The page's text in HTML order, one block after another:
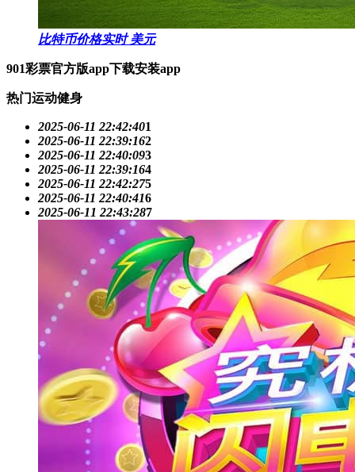
比特币价格实时 美元
901彩票官方版app下载安装app
热门运动健身
2025-06-11 22:42:401
2025-06-11 22:39:162
2025-06-11 22:40:093
2025-06-11 22:39:164
2025-06-11 22:42:275
2025-06-11 22:40:416
2025-06-11 22:43:287